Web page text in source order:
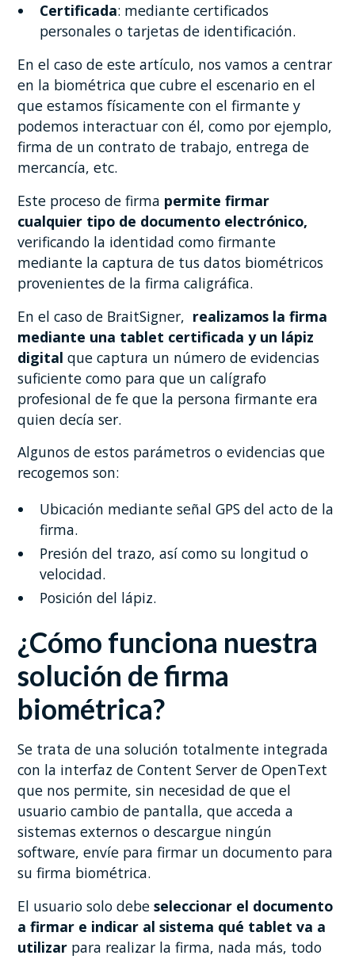
Certificada: mediante certificados
personales o tarjetas de identificación.
En el caso de este artículo, nos vamos a centrar
en la biométrica que cubre el escenario en el
que estamos físicamente con el firmante y
podemos interactuar con él, como por ejemplo,
firma de un contrato de trabajo, entrega de
mercancía, etc.
Este proceso de firma permite firmar
cualquier tipo de documento electrónico,
verificando la identidad como firmante
mediante la captura de tus datos biométricos
provenientes de la firma caligráfica.
En el caso de BraitSigner, realizamos la firma
mediante una tablet certificada y un lápiz
digital que captura un número de evidencias
suficiente como para que un calígrafo
profesional de fe que la persona firmante era
quien decía ser.
Algunos de estos parámetros o evidencias que
recogemos son:
Ubicación mediante señal GPS del acto de la
firma.
Presión del trazo, así como su longitud o
velocidad.
Posición del lápiz.
¿Cómo funciona nuestra
solución de firma
biométrica?
Se trata de una solución totalmente integrada
con la interfaz de Content Server de OpenText
que nos permite, sin necesidad de que el
usuario cambio de pantalla, que acceda a
sistemas externos o descargue ningún
software, envíe para firmar un documento para
su firma biométrica.
El usuario solo debeseleccionar el documento
a firmar e indicar al sistema qué tablet va a
utilizar para realizar la firma, nada más, todo